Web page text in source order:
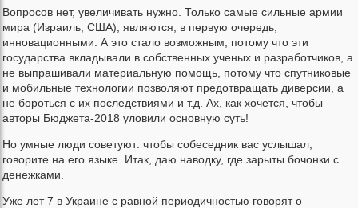
Вопросов нет, увеличивать нужно. Только самые сильные армии
мира (Израиль, США), являются, в первую очередь,
инновационными. А это стало возможным, потому что эти
государства вкладывали в собственных ученых и разработчиков, а
не выпрашивали материальную помощь, потому что спутниковые
и мобильные технологии позволяют предотвращать диверсии, а
не бороться с их последствиями и т.д. Ах, как хочется, чтобы
авторы Бюджета-2018 уловили основную суть!
Но умные люди советуют: чтобы собеседник вас услышал,
говорите на его языке. Итак, даю наводку, где зарыты бочонки с
денежками.
Уже лет 7 в Украине с равной периодичностью говорят о